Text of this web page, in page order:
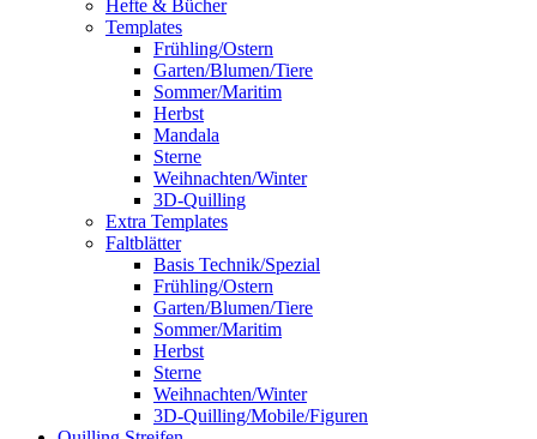
Hefte & Bücher
Templates
Frühling/Ostern
Garten/Blumen/Tiere
Sommer/Maritim
Herbst
Mandala
Sterne
Weihnachten/Winter
3D-Quilling
Extra Templates
Faltblätter
Basis Technik/Spezial
Frühling/Ostern
Garten/Blumen/Tiere
Sommer/Maritim
Herbst
Sterne
Weihnachten/Winter
3D-Quilling/Mobile/Figuren